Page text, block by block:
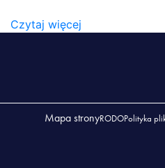
Czytaj więcej
Mapa stronyRODOPolityka